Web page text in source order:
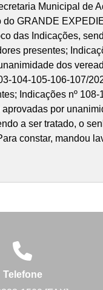
Municipal de
GRANDE
das Indicações,
presentes;
dos
104-105-106-107/
Indicações nº
por
a ser tratado, o
constar, mandou
Telefone